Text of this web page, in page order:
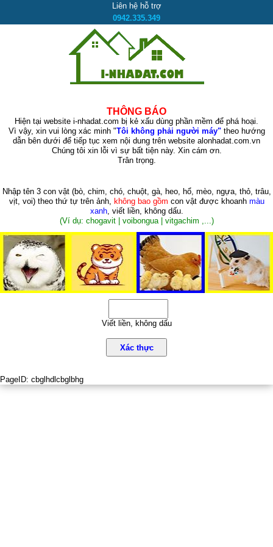
Liên hệ hỗ trợ
0942.335.349
THÔNG BÁO
Hiện tại website i-nhadat.com bị kẻ xấu dùng phần mềm để phá hoại.
Vì vậy, xin vui lòng xác minh "Tôi không phải người máy"theo hướng
dẫn bên dưới để tiếp tục xem nội dung trên website alonhadat.com.vn
Chúng tôi xin lỗi vì sự bất tiện này. Xin cám ơn.
Trân trọng.
Nhập tên 3 con vật (bò, chim, chó, chuột, gà, heo, hổ, mèo, ngựa, thỏ, trâu,
vịt, voi)theo thứ tự trên ảnh, không bao gồm con vật được khoanh màu
xanh, viết liền, không dấu.
(Ví dụ: chogavit | voibongua | vitgachim ,...)
Viết liền, không dấu
Xác thực
PageID: cbglhdlcbglbhg